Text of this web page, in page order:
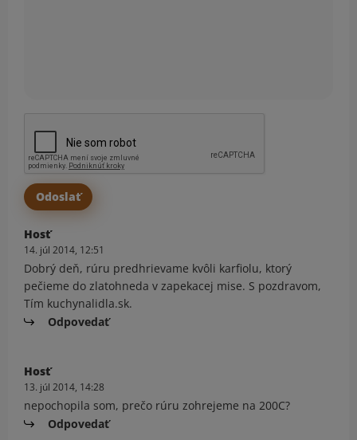
Hosť
14. júl 2014, 12:51
Dobrý deň, rúru predhrievame kvôli karfiolu, ktorý
pečieme do zlatohneda v zapekacej mise. S pozdravom,
Tím kuchynalidla.sk.
Odpovedať
Hosť
13. júl 2014, 14:28
nepochopila som, prečo rúru zohrejeme na 200C?
Odpovedať